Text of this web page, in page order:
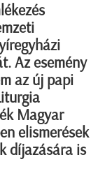
Az esemény
az új papi
Magyar
elismerések
díjazására is